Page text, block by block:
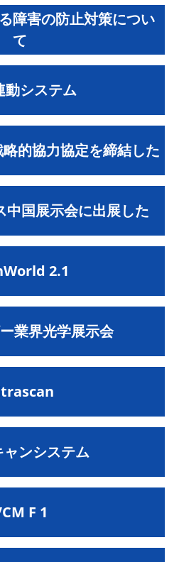
障害の防止対策につい
て
動システム
的協力協定を締結した
中国展示会に出展した
2.1
業界光学展示会
ャンシステム
F 1